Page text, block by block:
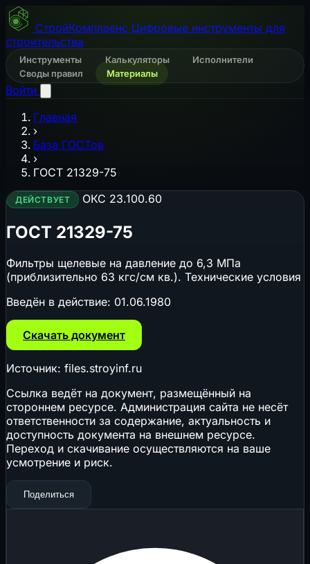
СтройКомплаенс Цифровые инструменты для
строительства
Инструменты Калькуляторы
Исполнители
Своды правил
Материалы
Войти
Главная
›
База ГОСТов
›
ГОСТ 21329-75
ДЕЙСТВУЕТ ОКС 23.100.60
ГОСТ 21329-75
Фильтры щелевые на давление до 6,3 МПа
(приблизительно 63 кгс/см кв.). Технические условия
Введён в действие: 01.06.1980
Скачать документ
Источник: files.stroyinf.ru
Ссылка ведёт на документ, размещённый на
стороннем ресурсе. Администрация сайта не несёт
ответственности за содержание, актуальность и
доступность документа на внешнем ресурсе.
Переход и скачивание осуществляются на ваше
усмотрение и риск.
Поделиться